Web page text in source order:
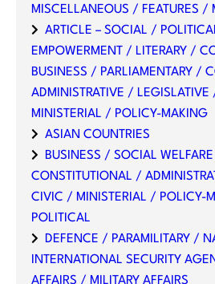
MISCELLANEOUS / FEATURES /
ARTICLE – SOCIAL /
EMPOWERMENT / LITERARY /
BUSINESS / PARLIAMENTARY /
ADMINISTRATIVE /
MINISTERIAL / POLICY-MAKING
ASIAN COUNTRIES
BUSINESS / SOCIAL
CONSTITUTIONAL /
CIVIC / MINISTERIAL / POLICY-
POLITICAL
DEFENCE / PARAMILITARY /
INTERNATIONAL SECURITY
AFFAIRS / MILITARY AFFAIRS